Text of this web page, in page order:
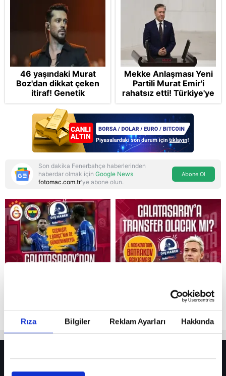
Rıza Bilgiler Reklam Ayarları Hakkında
Reddet
46 yaşındaki Murat
Boz'dan dikkat çeken
itiraf! Genetik
korkusunu açıkladı
Mekke Anlaşması Yeni
Partili Murat Emir'i
rahatsız etti! Türkiye'ye
"paralı muhafız" rolü
biçti
Son dakika Fenerbahçe haberlerinden
haberdar olmak için Google News
fotomac.com.tr'ye abone olun.
Abone Ol